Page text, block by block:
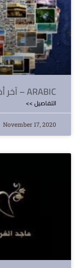
آخر أخبار أستراليا – ARABIC
<< التفاصيل
November 17, 2020